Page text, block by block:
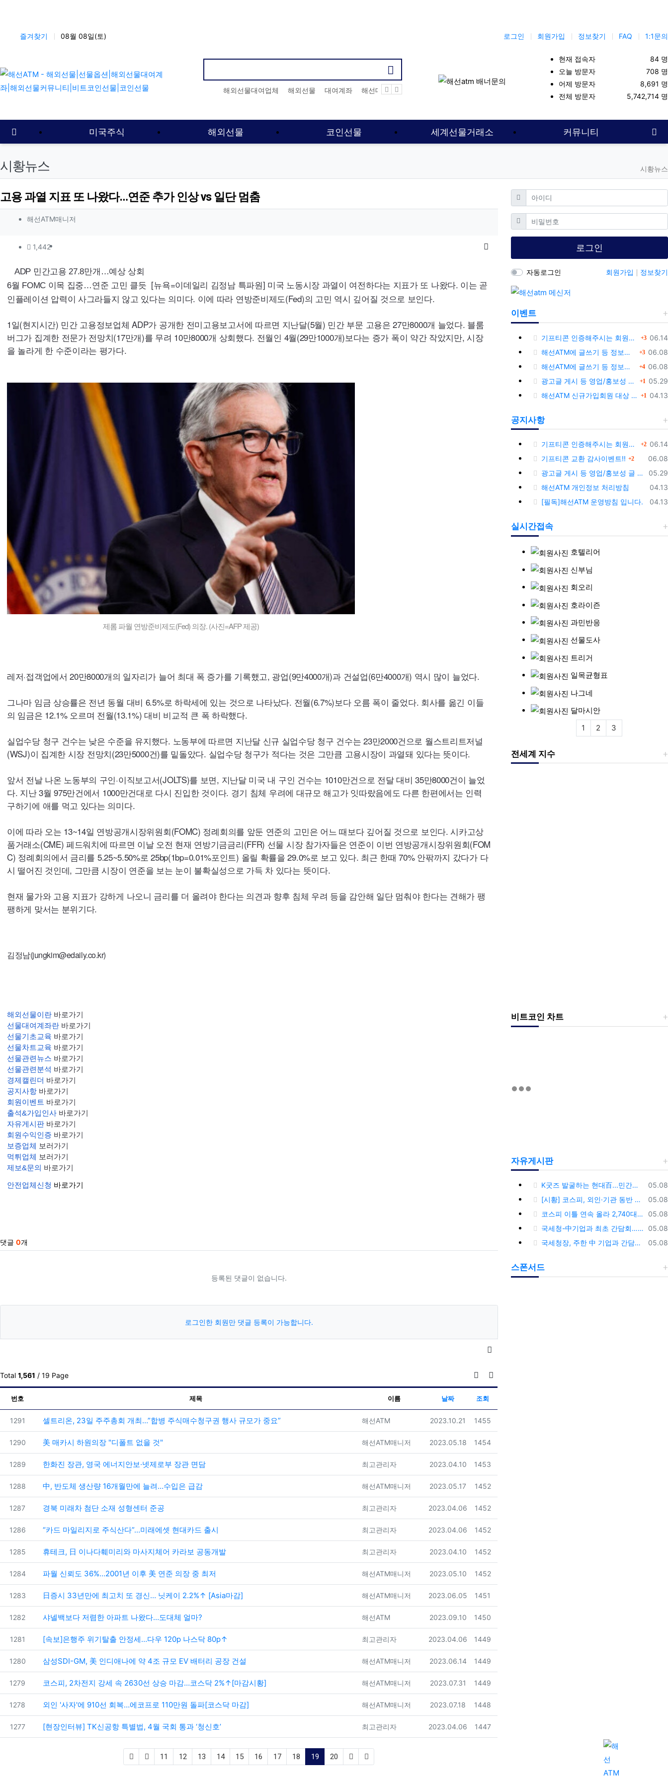
상단 네비
즐겨찾기 08월 08일(토) 로그인 회원가입 정보찾기 FAQ 1:1문의
인기검색어
해외선물대여업체 해외선물 대여계좌 해선대여업체 해선대여계좌 해선커뮤니티
현재 접속자
84 명
오늘 방문자
708 명
어제 방문자
8,691 명
전체 방문자
5,742,714 명
메인 메뉴 미국주식 해외선물 코인선물 세계선물거래소 커뮤니티
홈으로
시황뉴스 시황뉴스
고용 과열 지표 또 나왔다…연준 추가 인상 vs 일단 멈춤
작성자 정보
해선ATM매니저
컨텐츠 정보
1,442조회
본문
ADP 민간고용 27.8만개…예상 상회
6월 FOMC이목 집중…연준 고민 클듯 [뉴욕=이데일리 김정남 특파원] 미국 노동시장 과열이 여전하다는 지표가 또 나왔다. 이는 곧
인플레이션 압력이 사그라들지 않고 있다는 의미다. 이에 따라 연방준비제도(Fed)의 고민 역시 깊어질 것으로 보인다.
1일(현지시간) 민간 고용정보업체ADP가 공개한 전미고용보고서에 따르면 지난달(5월) 민간 부문 고용은 27만8000개 늘었다. 블룸
버그가 집계한 전문가 전망치(17만개)를 무려 10만8000개 상회했다. 전월인 4월(29만1000개)보다는 증가 폭이 약간 작았지만, 시장
을 놀라게 한 수준이라는 평가다.
제롬 파월 연방준비제도(Fed) 의장. (사진=AFP제공)
레저·접객업에서 20만8000개의 일자리가 늘어 최대 폭 증가를 기록했고, 광업(9만4000개)과 건설업(6만4000개) 역시 많이 늘었다.
그나마 임금 상승률은 전년 동월 대비 6.5%로 하락세에 있는 것으로 나타났다. 전월(6.7%)보다 오름 폭이 줄었다. 회사를 옮긴 이들
의 임금은 12.1% 오르며 전월(13.1%) 대비 비교적 큰 폭 하락했다.
실업수당 청구 건수는 낮은 수준을 유지했다. 노동부에 따르면 지난달 신규 실업수당 청구 건수는 23만2000건으로 월스트리트저널
(WSJ)이 집계한 시장 전망치(23만5000건)를 밑돌았다. 실업수당 청구가 적다는 것은 그만큼 고용시장이 과열돼 있다는 뜻이다.
앞서 전날 나온 노동부의 구인·이직보고서(JOLTS)를 보면, 지난달 미국 내 구인 건수는 1010만건으로 전달 대비 35만8000건이 늘었
다. 지난 3월 975만건에서 1000만건대로 다시 진입한 것이다. 경기 침체 우려에 대규모 해고가 잇따랐음에도 다른 한편에서는 인력
구하기에 애를 먹고 있다는 의미다.
이에 따라 오는 13~14일 연방공개시장위원회(FOMC) 정례회의를 앞둔 연준의 고민은 어느 때보다 깊어질 것으로 보인다. 시카고상
품거래소(CME) 페드워치에 따르면 이날 오전 현재 연방기금금리(FFR) 선물 시장 참가자들은 연준이 이번 연방공개시장위원회(FOM
C) 정례회의에서 금리를 5.25~5.50%로 25bp(1bp=0.01%포인트) 올릴 확률을 29.0%로 보고 있다. 최근 한때 70% 안팎까지 갔다가 다
시 떨어진 것인데, 그만큼 시장이 연준을 보는 눈이 불확실성으로 가득 차 있다는 뜻이다.
현재 물가와 고용 지표가 강하게 나오니 금리를 더 올려야 한다는 의견과 향후 침체 우려 등을 감안해 일단 멈춰야 한다는 견해가 팽
팽하게 맞서는 분위기다.
김정남(jungkim@edaily.co.kr)
해외선물이란 바로가기
선물대여계좌란 바로가기
선물기초교육 바로가기
선물차트교육 바로가기
선물관련뉴스 바로가기
선물관련분석 바로가기
경제캘린더 바로가기
공지사항 바로가기
회원이벤트 바로가기
출석&가입인사 바로가기
자유게시판 바로가기
회원수익인증 바로가기
보증업체
보러가기
먹튀업체
보러가기
제보&문의 바로가기
안전업체신청 바로가기
댓글 0개
등록된 댓글이 없습니다.
로그인한 회원만 댓글 등록이 가능합니다.
Total 1,561 / 19 Page
게시판 검색
조회순 정렬
번호 제목 이름 날짜 조회
번호
1291 셀트리온, 23일 주주총회 개최…”합병 주식매수청구권 행사 규모가 중요” 등록자
해선ATM 등록일
2023.10.21 조회
1455
번호
1290 美 매카시 하원의장 "디폴트 없을 것" 등록자
해선ATM매니저 등록일
2023.05.18 조회
1454
번호
1289 한화진 장관, 영국 에너지안보·넷제로부 장관 면담 등록자
최고관리자 등록일
2023.04.10 조회
1453
번호
1288 中, 반도체 생산량 16개월만에 늘려…수입은 급감 등록자
해선ATM매니저 등록일
2023.05.17 조회
1452
번호
1287 경북 미래차 첨단 소재 성형센터 준공 등록자
최고관리자 등록일
2023.04.06 조회
1452
번호
1286 “카드 마일리지로 주식산다”…미래에셋 현대카드 출시 등록자
최고관리자 등록일
2023.04.06 조회
1452
번호
1285 휴테크, 日 이나다훼미리와 마사지체어 카라보 공동개발 등록자
최고관리자 등록일
2023.04.10 조회
1452
번호
1284 파월 신뢰도 36%…2001년 이후 美 연준 의장 중 최저 등록자
해선ATM매니저 등록일
2023.05.10 조회
1452
번호
1283 日증시 33년만에 최고치 또 경신… 닛케이 2.2%↑ [Asia마감] 등록자
해선ATM매니저 등록일
2023.06.05 조회
1451
번호
1282 샤넬백보다 저렴한 아파트 나왔다…도대체 얼마? 등록자
해선ATM 등록일
2023.09.10 조회
1450
번호
1281 [속보]은행주 위기탈출 안정세…다우 120p 나스닥 80p↑ 등록자
최고관리자 등록일
2023.04.06 조회
1449
번호
1280 삼성SDI-GM, 美 인디애나에 약 4조 규모 EV 배터리 공장 건설 등록자
해선ATM매니저 등록일
2023.06.14 조회
1449
번호
1279 코스피, 2차전지 강세 속 2630선 상승 마감…코스닥 2%↑[마감시황] 등록자
해선ATM매니저 등록일
2023.07.31 조회
1449
번호
1278 외인 '사자'에 910선 회복…에코프로 110만원 돌파[코스닥 마감] 등록자
해선ATM매니저 등록일
2023.07.18 조회
1448
번호
1277 [현장인터뷰] TK신공항 특별법, 4월 국회 통과 ‘청신호’ 등록자
최고관리자 등록일
2023.04.06 조회
1447
11 12 13 14 15 16 17 18 19(current)
20
아이디 필수
비밀번호필수
로그인
자동로그인 회원가입 정보찾기
이벤트
등록
06.14
기프티콘 인증해주시는 회원님께 추가 포인트 쏩니다!! 3댓글
등록일
06.08
해선ATM에 글쓰기 등 정보공유글 남기고 기프티콘 받자! 3댓글
등록일
06.08
해선ATM에 글쓰기 등 정보공유글 남기고 기프티콘 받자! 4댓글
등록
05.29
광고글 게시 등 영업/홍보성 글 삭제 및 제제대상입니다. 1 댓글
등록
04.13
해선ATM 신규가입회원 대상 이벤트 안내 1 댓글
공지사항
등록
06.14
기프티콘 인증해주시는 회원님께 추가 포인트 쏩니다!! 2댓글
등록일
06.08
기프티콘 교환 감사이벤트!! 2댓글
등록
05.29
광고글 게시 등 영업/홍보성 글 삭제 및 제제대상입니다.
등록
04.13
해선ATM 개인정보 처리방침
등록
04.13
[필독]해선ATM 운영방침 입니다.
실시간접속
호텔리어
신부님
회오리
호라이즌
과민반응
선물도사
트리거
일목균형표
나그네
달마시안
1
2 3
전세계 지수
비트코인 차트
자유게시판
등록일
05.08
K굿즈 발굴하는 현대百...민간기업 최초 ‘대한민국 관광공모전’ 후원
등록일
05.08
[시황] 코스피, 외인·기관 동반 매수에 연이틀 상승…2745.05 마감
등록일
05.08
코스피 이틀 연속 올라 2,740대 회복…코스닥은 강보합(종합)
등록일
05.08
국세청-中기업과 최초 간담회…외국기업 세제혜택 등 논의
등록일
05.08
국세청장, 주한 中 기업과 간담회…“차별없는 공정과세 약속”
스폰서드